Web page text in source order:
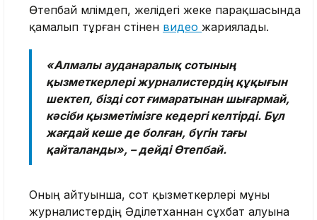
Өтепбай мәлімдеп, желідегі жеке парақшасында
қамалып тұрған сәтінен видео жариялады.
«Алмалы ауданаралық сотының
қызметкерлері журналистердің құқығын
шектеп, бізді сот ғимаратынан шығармай,
кәсіби қызметімізге кедергі келтірді. Бұл
жағдай кеше де болған, бүгін тағы
қайталанды», – дейді Өтепбай.
Оның айтуынша, сот қызметкерлері мұны
журналистердің Әділетханнан сұхбат алуына